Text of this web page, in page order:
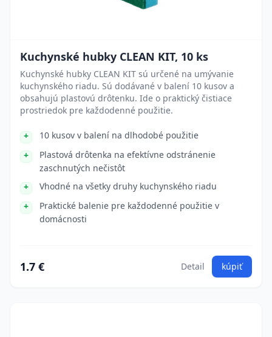
Kuchynské hubky CLEAN KIT, 10 ks
Kuchynské hubky CLEAN KIT sú určené na umývanie
kuchynského riadu. Sú dodávané v balení 10 kusov a
obsahujú plastovú drôtenku. Ide o praktický čistiace
prostriedok pre každodenné použitie.
10 kusov v balení na dlhodobé použitie
Plastová drôtenka na efektívne odstránenie
zaschnutých nečistôt
Vhodné na všetky druhy kuchynského riadu
Praktické balenie pre každodenné použitie v
domácnosti
1.7 € Detail kúpiť